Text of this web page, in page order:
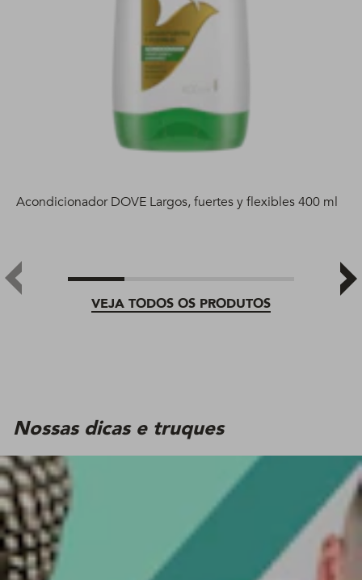
VEJA TODOS OS PRODUTOS
Acondicionador DOVE Largos, fuertes y flexibles 400 ml
Nossas dicas e truques